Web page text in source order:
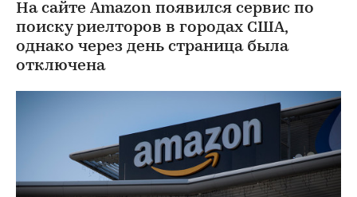
На сайте Amazon появился сервис по
поиску риелторов в городах США,
однако через день страница была
отключена